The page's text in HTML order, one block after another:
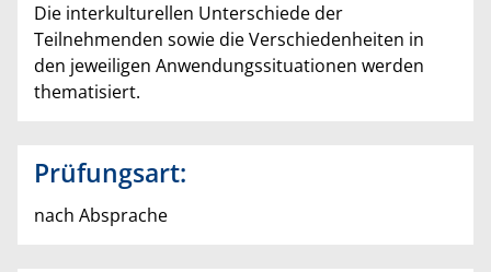
Die interkulturellen Unterschiede der
Teilnehmenden sowie die Verschiedenheiten in
den jeweiligen Anwendungssituationen werden
thematisiert.
Prüfungsart:
nach Absprache